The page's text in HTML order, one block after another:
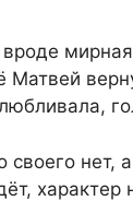
Матвей
своего нет,
характер